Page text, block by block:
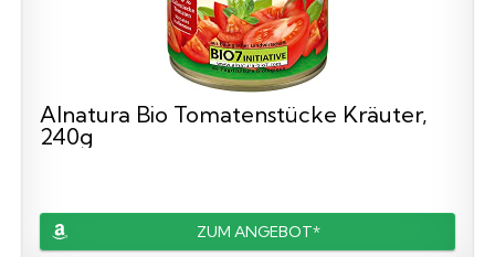
Alnatura Bio Tomatenstücke Kräuter,
240g
ZUM ANGEBOT*